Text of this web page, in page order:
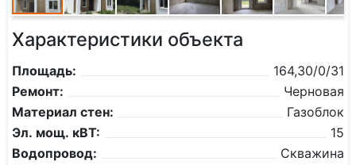
Характеристики объекта
Площадь:
164,30/0/31
Ремонт:
Черновая
Материал стен:
Газоблок
Эл. мощ. кВТ:
15
Водопровод:
Скважина